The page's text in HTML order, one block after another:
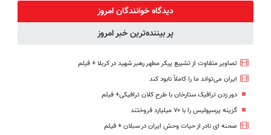
رایگان+پرداخت
اقساطی😍
◗پرسش‌نامه◖
مجانیه
دیدگاه خوانندگان امروز
پر بیننده‌ترین خبر امروز
تصاویر متفاوت از تشییع پیکر مطهر رهبر شهید در کربلا + فیلم
ایران می‌تواند ما را کاملاً نابود کند
دور زدن ترافیک ستارخان با طرح کلان ترافیکی+ فیلم
گزینه پرسپولیس را با ۷۰ میلیارد فروختند
صحنه ای نادر از حیات وحش ایران در سبلان + فیلم